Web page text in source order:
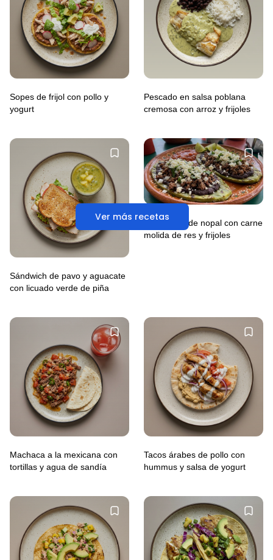
Ver más recetas
Sopes de frijol con pollo y
yogurt
Pescado en salsa poblana
cremosa con arroz y frijoles
Sándwich de pavo y aguacate
con licuado verde de piña
Huaraches de nopal con carne
molida de res y frijoles
Machaca a la mexicana con
tortillas y agua de sandía
Tacos árabes de pollo con
hummus y salsa de yogurt